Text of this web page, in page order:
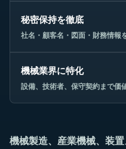
秘密保持を徹底
社名・顧客名・図面・財務情報
機械業界に特化
設備、技術者、保守契約まで価
機械製造、産業機械、装